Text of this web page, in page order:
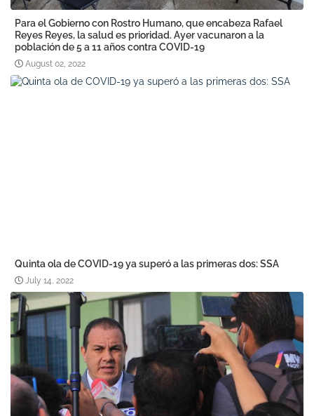
Para el Gobierno con Rostro Humano, que encabeza Rafael
Reyes Reyes, la salud es prioridad. Ayer vacunaron a la
población de 5 a 11 años contra COVID-19
August 02, 2022
Quinta ola de COVID-19 ya superó a las primeras dos: SSA
July 14, 2022